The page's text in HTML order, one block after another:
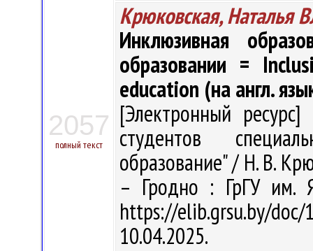
2057
полный текст
Крюковская, Наталья
Инклюзивная
образовании =
education (на англ.
[Электронный
студентов
образование" / Н. В.
– Гродно : ГрГУ им.
https://elib.grsu.by/
10.04.2025.